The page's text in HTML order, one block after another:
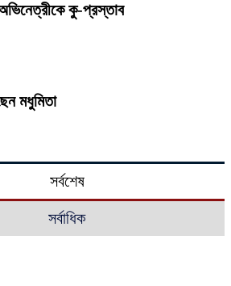
কু-প্রস্তাব
মধুমিতা
সর্বশেষ
সর্বাধিক